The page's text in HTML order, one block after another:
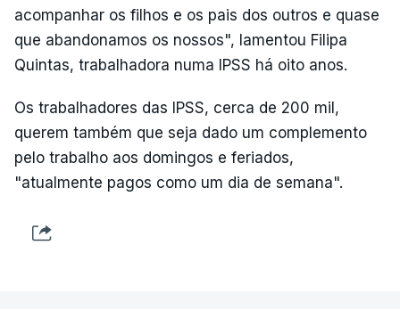
acompanhar os filhos e os pais dos outros e quase
que abandonamos os nossos", lamentou Filipa
Quintas, trabalhadora numa IPSS há oito anos.
Os trabalhadores das IPSS, cerca de 200 mil,
querem também que seja dado um complemento
pelo trabalho aos domingos e feriados,
"atualmente pagos como um dia de semana".